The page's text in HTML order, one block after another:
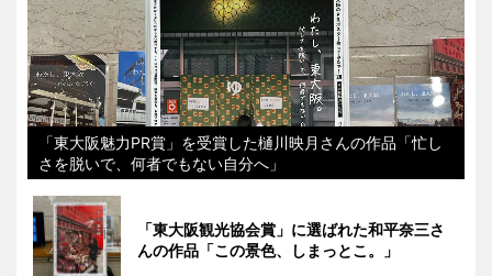
「東大阪魅力PR賞」を受賞した樋川映月さんの作品「忙し
さを脱いで、何者でもない自分へ」
「東大阪観光協会賞」に選ばれた和平奈三さ
んの作品「この景色、しまっとこ。」